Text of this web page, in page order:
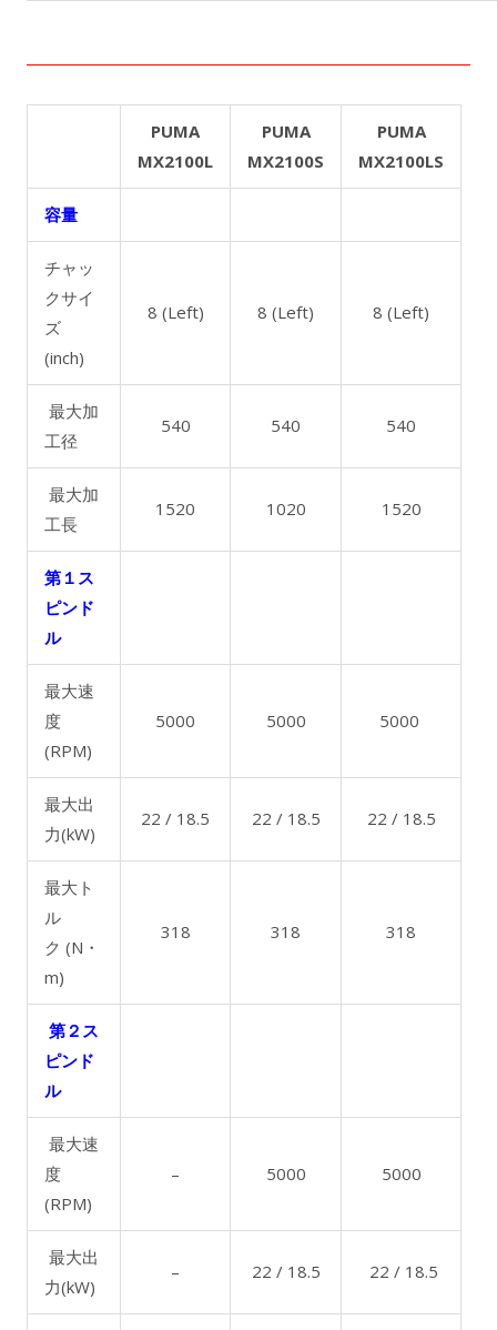
PUMA
MX2100L
PUMA
MX2100S
PUMA
MX2100LS
容量
チャッ
クサイ
ズ
(inch)
8 (Left) 8 (Left) 8 (Left)
最大加
工径
540 540 540
最大加
工長
1520 1020 1520
第１ス
ピンド
ル
最大速
度
(RPM)
5000 5000 5000
最大出
力(kW)
22 / 18.5 22 / 18.5 22 / 18.5
最大ト
ル
ク (N・
m)
318 318 318
第２ス
ピンド
ル
最大速
度
(RPM)
– 5000 5000
最大出
力(kW)
– 22 / 18.5 22 / 18.5